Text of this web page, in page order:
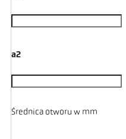
a2
Średnica otworu w mm